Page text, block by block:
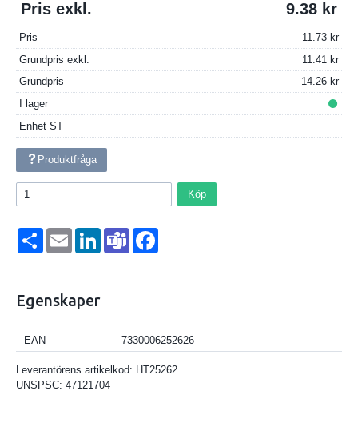
Pris exkl. 9.38
Pris
11.73
Grundpris exkl.
11.41
Grundpris
14.26
I lager
Enhet ST
Produktfråga
Köp
Dela Email LinkedInTeams
Egenskaper
EAN 7330006252626
Leverantörens artikelkod: HT25262
UNSPSC: 47121704